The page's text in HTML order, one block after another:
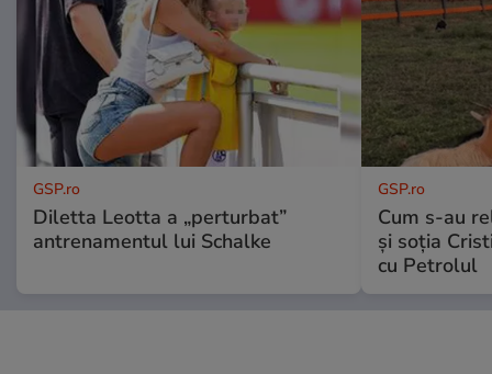
GSP.ro
Diletta Leotta a „perturbat”
antrenamentul lui Schalke
GSP.ro
Cum s-au
și soția
cu Petrolul